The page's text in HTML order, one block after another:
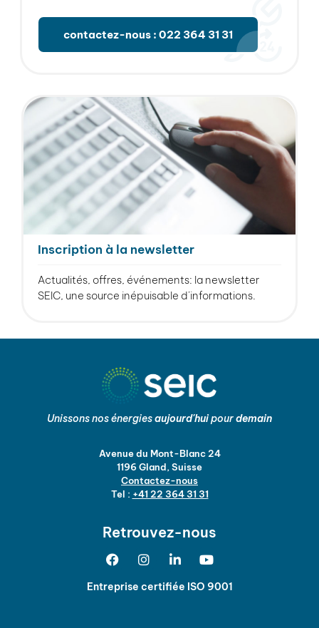
Inscription à la newsletter
Actualités, offres, événements: la newsletter
SEIC, une source inépuisable d’informations.
contactez-nous : 022 364 31 31
Unissons nos énergiesaujourd'huipourdemain
Avenue du Mont-Blanc 24
1196 Gland, Suisse
Contactez-nous
Tel : +41 22 364 31 31
Retrouvez-nous
Entreprise certifiée ISO 9001